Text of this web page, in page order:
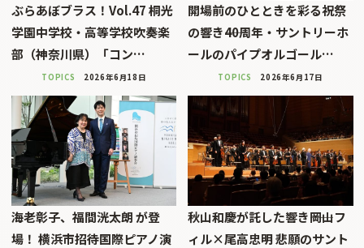
ぶらあぼブラス！Vol.47 桐光
学園中学校・高等学校吹奏楽
部（神奈川県）「コン…
TOPICS 2026年6月18日
開場前のひとときを彩る祝祭
の響き――40周年・サントリーホ
ールのパイプオルゴール…
TOPICS 2026年6月17日
海老彰子、福間洸太朗 が登
場！ 横浜市招待国際ピアノ演
秋山和慶が託した響き――岡山フ
ィル×尾高忠明 悲願のサント